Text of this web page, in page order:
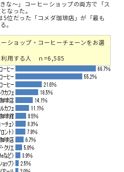
な～」コーヒーショップの両方で「ス
なった。
5位だった「コメダ珈琲店」が「最も
。
ショップ・コーヒーチェーンをお選
利用する人 ｎ=6,585